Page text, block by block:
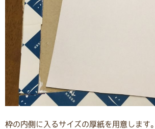
枠の内側に入るサイズの厚紙を用意します。